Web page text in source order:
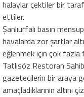
halaylar çektiler bir
ettiler.
Şanlıurfalı basın
havalarda zor şartlar
eğlenmek için çok fazla
Tatlısöz Restoran
gazetecilerin bir araya
amaçladıklarının altını